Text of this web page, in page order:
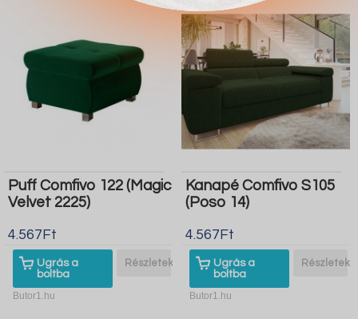
Puff Comfivo 122 (Magic
Velvet 2225)
4.567Ft
Ugrás a
boltba
Részletek
Butor1.hu
Kanapé Comfivo S105
(Poso 14)
4.567Ft
Ugrás a
boltba
Részletek
Butor1.hu